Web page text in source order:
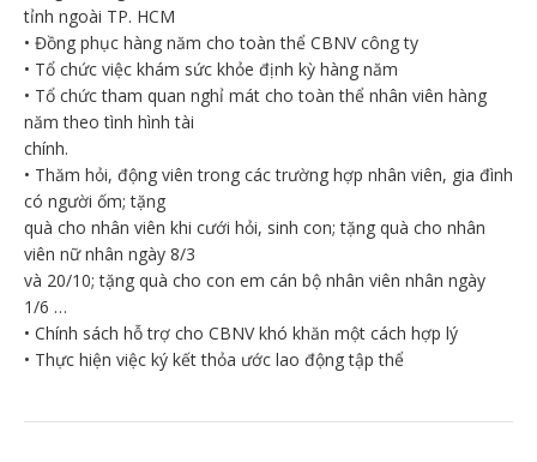
tỉnh ngoài TP. HCM
• Đồng phục hàng năm cho toàn thể CBNV công ty
• Tổ chức việc khám sức khỏe định kỳ hàng năm
• Tổ chức tham quan nghỉ mát cho toàn thể nhân viên hàng
năm theo tình hình tài
chính.
• Thăm hỏi, động viên trong các trường hợp nhân viên, gia đình
có người ốm; tặng
quà cho nhân viên khi cưới hỏi, sinh con; tặng quà cho nhân
viên nữ nhân ngày 8/3
và 20/10; tặng quà cho con em cán bộ nhân viên nhân ngày
1/6 …
• Chính sách hỗ trợ cho CBNV khó khăn một cách hợp lý
• Thực hiện việc ký kết thỏa ước lao động tập thể